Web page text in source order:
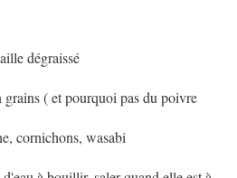
de fenouil
dégraissé
( et pourquoi pas du poivre
cornichons, wasabi